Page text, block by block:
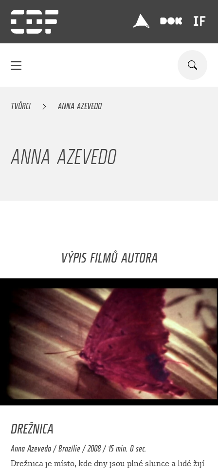
TVŮRCI ANNA AZEVEDO
ANNA AZEVEDO
VÝPIS FILMŮ AUTORA
DREŽNICA
Anna Azevedo / Brazílie / 2008 / 15 min. 0 sec.
Drežnica je místo, kde dny jsou plné slunce a lidé žijí